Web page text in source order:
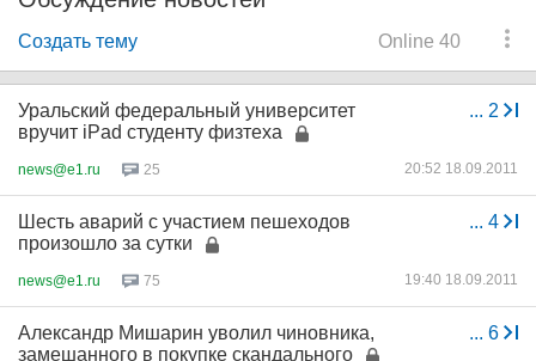
Online 40
Создать тему
... 2
Уральский федеральный университет
вручит iPad студенту физтеха
news@e1.ru 25 20:52 18.09.2011
... 4
Шесть аварий с участием пешеходов
произошло за сутки
news@e1.ru 75 19:40 18.09.2011
... 6
Александр Мишарин уволил чиновника,
замешанного в покупке скандального